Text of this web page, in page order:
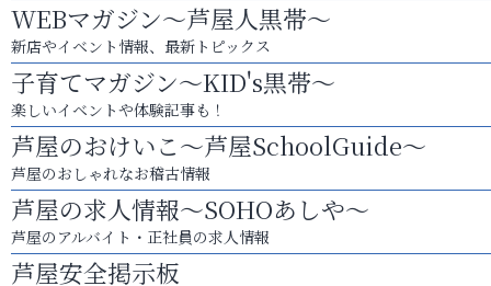
WEBマガジン～芦屋人黒帯～
新店やイベント情報、最新トピックス
子育てマガジン～KID's黒帯～
楽しいイベントや体験記事も！
芦屋のおけいこ～芦屋SchoolGuide～
芦屋のおしゃれなお稽古情報
芦屋の求人情報～SOHOあしや～
芦屋のアルバイト・正社員の求人情報
芦屋安全掲示板